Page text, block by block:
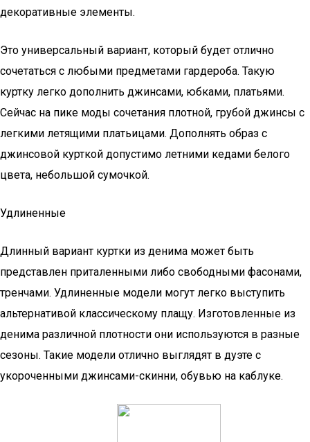
декоративные элементы.
Это универсальный вариант, который будет отлично
сочетаться с любыми предметами гардероба. Такую
куртку легко дополнить джинсами, юбками, платьями.
Сейчас на пике моды сочетания плотной, грубой джинсы с
легкими летящими платьицами. Дополнять образ с
джинсовой курткой допустимо летними кедами белого
цвета, небольшой сумочкой.
Удлиненные
Длинный вариант куртки из денима может быть
представлен приталенными либо свободными фасонами,
тренчами. Удлиненные модели могут легко выступить
альтернативой классическому плащу. Изготовленные из
денима различной плотности они используются в разные
сезоны. Такие модели отлично выглядят в дуэте с
укороченными джинсами-скинни, обувью на каблуке.